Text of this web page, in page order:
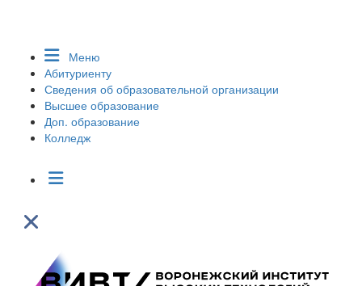
Меню
Абитуриенту
Сведения об образовательной организации
Высшее образование
Доп. образование
Колледж